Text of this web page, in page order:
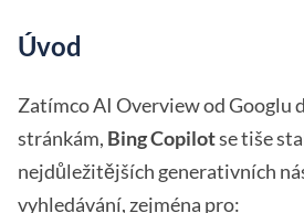
Úvod
Zatímco AI Overview od
stránkám, Bing Copilotse tiše
nejdůležitějších generativních
vyhledávání, zejména pro: